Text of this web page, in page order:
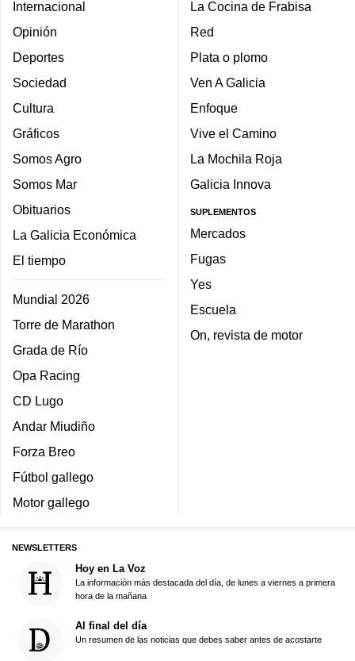
Internacional
Opinión
Deportes
Sociedad
Cultura
Gráficos
Somos Agro
Somos Mar
Obituarios
La Galicia Económica
El tiempo
Mundial 2026
Torre de Marathon
Grada de Río
Opa Racing
CD Lugo
Andar Miudiño
Forza Breo
Fútbol gallego
Motor gallego
La Cocina de Frabisa
Red
Plata o plomo
Ven A Galicia
Enfoque
Vive el Camino
La Mochila Roja
Galicia Innova
SUPLEMENTOS
Mercados
Fugas
Yes
Escuela
On, revista de motor
NEWSLETTERS
Hoy en La Voz
La información más destacada del día, de lunes a viernes a primera
hora de la mañana
Al final del día
Un resumen de las noticias que debes saber antes de acostarte